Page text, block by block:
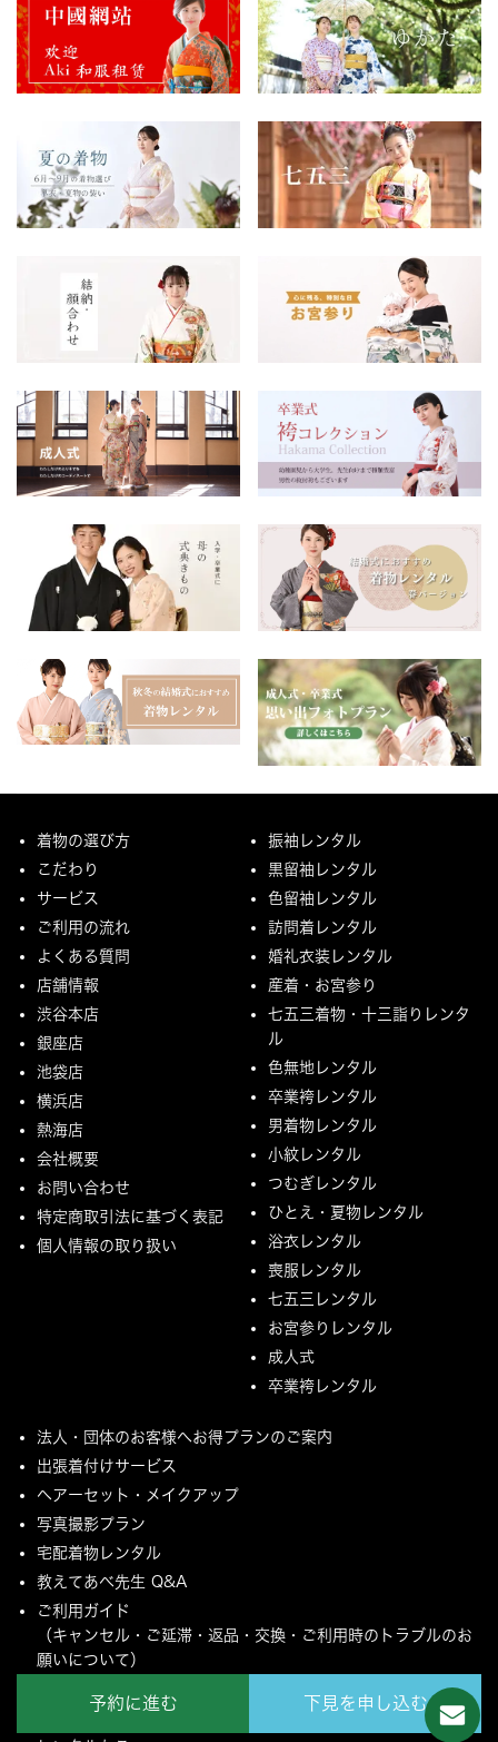
予約に進む 下見を申し込む
着物の選び方
こだわり
サービス
ご利用の流れ
よくある質問
店舗情報
渋谷本店
銀座店
池袋店
横浜店
熱海店
会社概要
お問い合わせ
特定商取引法に基づく表記
個人情報の取り扱い
振袖レンタル
黒留袖レンタル
色留袖レンタル
訪問着レンタル
婚礼衣装レンタル
産着・お宮参り
七五三着物・十三詣りレンタ
ル
色無地レンタル
卒業袴レンタル
男着物レンタル
小紋レンタル
つむぎレンタル
ひとえ・夏物レンタル
浴衣レンタル
喪服レンタル
七五三レンタル
お宮参りレンタル
成人式
卒業袴レンタル
法人・団体のお客様へお得プランのご案内
出張着付けサービス
ヘアーセット・メイクアップ
写真撮影プラン
宅配着物レンタル
教えてあべ先生 Q&A
ご利用ガイド
（キャンセル・ご延滞・返品・交換・ご利用時のトラブルのお
願いについて）
MYページ